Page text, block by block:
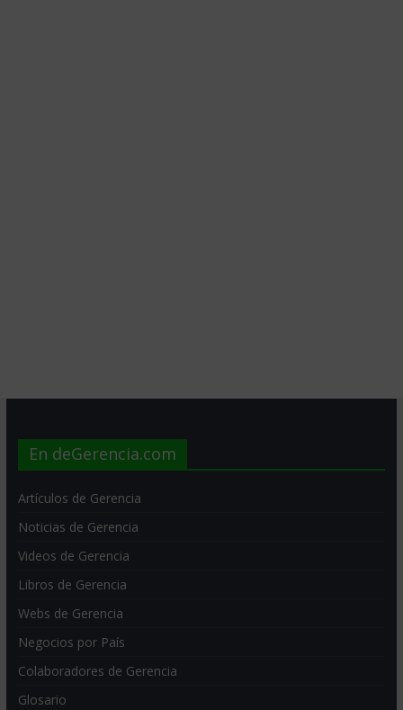
En deGerencia.com
Artículos de Gerencia
Noticias de Gerencia
Videos de Gerencia
Libros de Gerencia
Webs de Gerencia
Negocios por País
Colaboradores de Gerencia
Glosario